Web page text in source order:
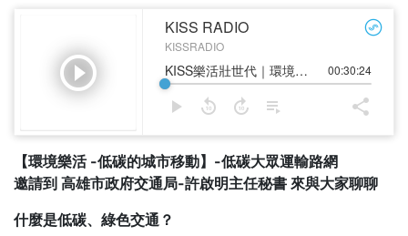
【環境樂活 -低碳的城市移動】-低碳大眾運輸路網
邀請到 高雄市政府交通局-許啟明主任秘書 來與大家聊聊
​​​​​​什麼是低碳、綠色交通？